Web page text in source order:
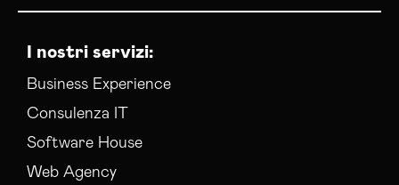
I nostri servizi:
Business Experience
Consulenza IT
Software House
Web Agency